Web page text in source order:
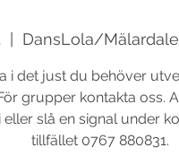
  |
DansLola/
i det just du behöver
grupper kontakta oss.
slå en signal under
tillfället 0767 880831.